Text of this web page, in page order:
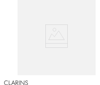
CLARINS